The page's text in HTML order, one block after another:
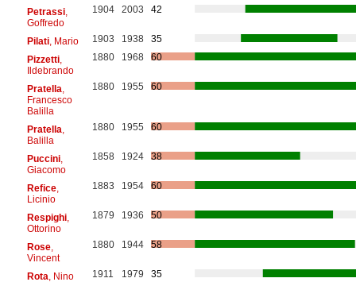
Petrassi,
Goffredo
1904 2003 42
Pilati, Mario 1903 1938
35
Pizzetti,
Ildebrando
1880 1968 60
Pratella
Francesco
Balilla
1880 1955 60
Pratella
Balilla
1880 1955 60
Puccini,
Giacomo
1858 1924 38
Refice,
Licinio
1883 1954 60
Respighi,
Ottorino
1879 1936 50
Rose,
Vincent
1880 1944 58
Rota , Nino 1911 1979
35